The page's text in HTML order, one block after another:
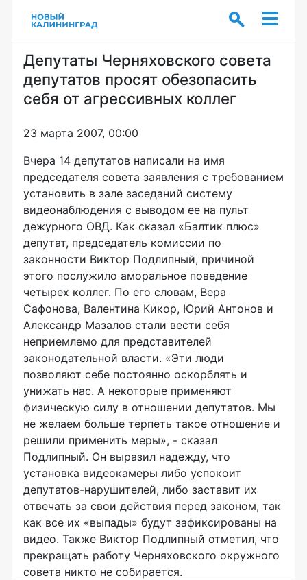
Депутаты Черняховского совета
депутатов просят обезопасить
себя от агрессивных коллег
23 марта 2007, 00:00
Вчера 14 депутатов написали на имя
председателя совета заявления с требованием
установить в зале заседаний систему
видеонаблюдения с выводом ее на пульт
дежурного ОВД. Как сказал «Балтик плюс»
депутат, председатель комиссии по
законности Виктор Подлипный, причиной
этого послужило аморальное поведение
четырех коллег. По его словам, Вера
Сафонова, Валентина Кикор, Юрий Антонов и
Александр Мазалов стали вести себя
неприемлемо для представителей
законодательной власти. «Эти люди
позволяют себе постоянно оскорблять и
унижать нас. А некоторые применяют
физическую силу в отношении депутатов. Мы
не желаем больше терпеть такое отношение и
решили применить меры», - сказал
Подлипный. Он выразил надежду, что
установка видеокамеры либо успокоит
депутатов-нарушителей, либо заставит их
отвечать за свои действия перед законом, так
как все их «выпады» будут зафиксированы на
видео. Также Виктор Подлипный отметил, что
прекращать работу Черняховского окружного
совета никто не собирается.